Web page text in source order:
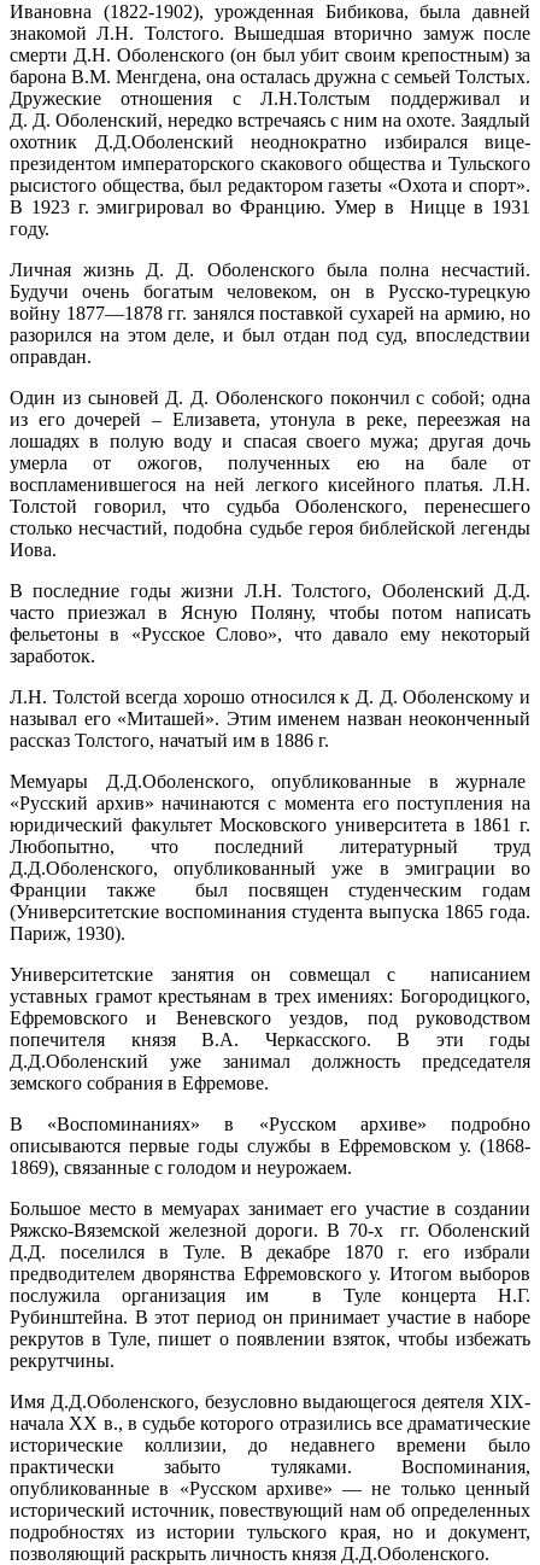
Ивановна (1822-1902), урожденная Бибикова, была давней
знакомой Л.Н. Толстого. Вышедшая вторично замуж после
смерти Д.Н. Оболенского (он был убит своим крепостным) за
барона В.М. Менгдена, она осталась дружна с семьей Толстых.
Дружеские отношения с Л.Н.Толстым поддерживал и
Д. Д. Оболенский, нередко встречаясь с ним на охоте. Заядлый
охотник Д.Д.Оболенский неоднократно избирался вице-
президентом императорского скакового общества и Тульского
рысистого общества, был редактором газеты «Охота и спорт».
В 1923 г. эмигрировал во Францию. Умер в Ницце в 1931
году.
Личная жизнь Д. Д. Оболенского была полна несчастий.
Будучи очень богатым человеком, он в Русско-турецкую
войну 1877—1878 гг. занялся поставкой сухарей на армию, но
разорился на этом деле, и был отдан под суд, впоследствии
оправдан.
Один из сыновей Д. Д. Оболенского покончил с собой; одна
из его дочерей – Елизавета, утонула в реке, переезжая на
лошадях в полую воду и спасая своего мужа; другая дочь
умерла от ожогов, полученных ею на бале от
воспламенившегося на ней легкого кисейного платья. Л.Н.
Толстой говорил, что судьба Оболенского, перенесшего
столько несчастий, подобна судьбе героя библейской легенды
Иова.
В последние годы жизни Л.Н. Толстого, Оболенский Д.Д.
часто приезжал в Ясную Поляну, чтобы потом написать
фельетоны в «Русское Слово», что давало ему некоторый
заработок.
Л.Н. Толстой всегда хорошо относился к Д. Д. Оболенскому и
называл его «Миташей». Этим именем назван неоконченный
рассказ Толстого, начатый им в 1886 г.
Мемуары Д.Д.Оболенского, опубликованные в журнале
«Русский архив» начинаются с момента его поступления на
юридический факультет Московского университета в 1861 г.
Любопытно, что последний литературный труд
Д.Д.Оболенского, опубликованный уже в эмиграции во
Франции также был посвящен студенческим годам
(Университетские воспоминания студента выпуска 1865 года.
Париж, 1930).
Университетские занятия он совмещал с написанием
уставных грамот крестьянам в трех имениях: Богородицкого,
Ефремовского и Веневского уездов, под руководством
попечителя князя В.А. Черкасского. В эти годы
Д.Д.Оболенский уже занимал должность председателя
земского собрания в Ефремове.
В «Воспоминаниях» в «Русском архиве» подробно
описываются первые годы службы в Ефремовском у. (1868-
1869), связанные с голодом и неурожаем.
Большое место в мемуарах занимает его участие в создании
Ряжско-Вяземской железной дороги. В 70-х гг. Оболенский
Д.Д. поселился в Туле. В декабре 1870 г. его избрали
предводителем дворянства Ефремовского у. Итогом выборов
послужила организация им в Туле концерта Н.Г.
Рубинштейна. В этот период он принимает участие в наборе
рекрутов в Туле, пишет о появлении взяток, чтобы избежать
рекрутчины.
Имя Д.Д.Оболенского, безусловно выдающегося деятеля XIX-
начала XX в., в судьбе которого отразились все драматические
исторические коллизии, до недавнего времени было
практически забыто туляками. Воспоминания,
опубликованные в «Русском архиве» — не только ценный
исторический источник, повествующий нам об определенных
подробностях из истории тульского края, но и документ,
позволяющий раскрыть личность князя Д.Д.Оболенского.